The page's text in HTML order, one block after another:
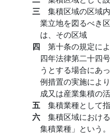
三 集積区域の区域
業立地を図るべき
は、その区域
四 第十条の規定に
四年法律第二十四
うとする場合にあ
例措置の実施によ
成又は産業集積の
五 集積業種として
六 集積区域におけ
集積業種」という